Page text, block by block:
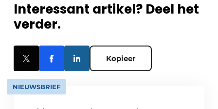
Interessant artikel? Deel het
verder.
Kopieer
NIEUWSBRIEF